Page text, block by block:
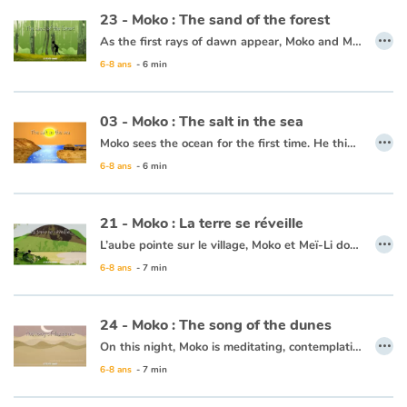
Apprendre les langues
Dyslexie, troubles de la lecture
Nos listes de lecture
Coups de coeur
23 - Moko : The sand of the forest
As the first rays of dawn appear, Moko and Mei-Li head off to the forest to pick some plants that can’t be found anywhere else. Moko is following Mei-Li’s lead as she knows what to do. She picks a leaf and lets it float away, and Moko picks it up. All of a sudden, both his feet sink into the sand and he can’t get free. He calls out for help. Some fishermen come to his rescue and one of them throws him a line and they pull him to safety. Moko and Mei-Li head back towards the village thinking that the forest is jealous and possessive, since it clearly wanted to keep every leaf and every plant for itself.
This book is available in French:23 - Moko : Le sable de la forêt
6-8 ans - 6 min
…
03 - Moko : The salt in the sea
Moko sees the ocean for the first time. He thinks it is a huge river or lake, but when he tastes the water, he notices that it is salty. He wonders what sorcerer would have played such a trick. Back in his village, he asks an old wise man to cast a spell on the village’s river so that the drinking water never becomes salty. The wise man reassures him that this is not necessary, the water will never be salty and Moko is grateful that someone has already thought of protecting the village’s river.
This book is available in French:03 - Moko : Le sel de la mer
6-8 ans - 6 min
…
21 - Moko : La terre se réveille
L’aube pointe sur le village, Moko et Meï-Li dorment profondément. Tout d’un coup, un bruit les réveille. Ils décident d’aller voir ce qui se passe et se cachent derrière un rocher. Ils rencontrent un pêcheur qui n’est nullement inquiet et embarque. Meï-Li tremble de peur, Moko lui demande donc de chanter pour que la terre arrête de trembler. Elle chante et peu de temps après le calme revient. Moko et Meï-Li retournent donc au village, persuadés que la terre dort tellement que quelquefois elle se réveille pour entendre chanter ceux qui marchent sur son dos.
Ce livre est disponible en anglais :21 - Moko : The earth wakes up
6-8 ans - 7 min
…
24 - Moko : The song of the dunes
On this night, Moko is meditating, contemplating the horizon. Mei-Li comes to keep him company. All of a sudden, they hear a hollow and continuous sound coming from beyond the beach. Mei-Li is frightened but Moko is curious and wants to know what is making this sound. As they approach the hills, the sound gets louder and louder and Mei-Li is more and more frightened, so Moko decides to go around the dune on his own. As he does so, the sound changes and becomes more of a song. Moko returns and tells Mei-Li that it is the sand and the ground singing together. She decides to sing as well. Moko thinks to himself that the magical dune is urging him to go on with his travels and he knows that this is likely his last day in the village. With a heavy heart, Moko decides that at dawn he will need to pack his bags.
This book is available in French:24 - Moko : le chant des dunes
6-8 ans - 7 min
…